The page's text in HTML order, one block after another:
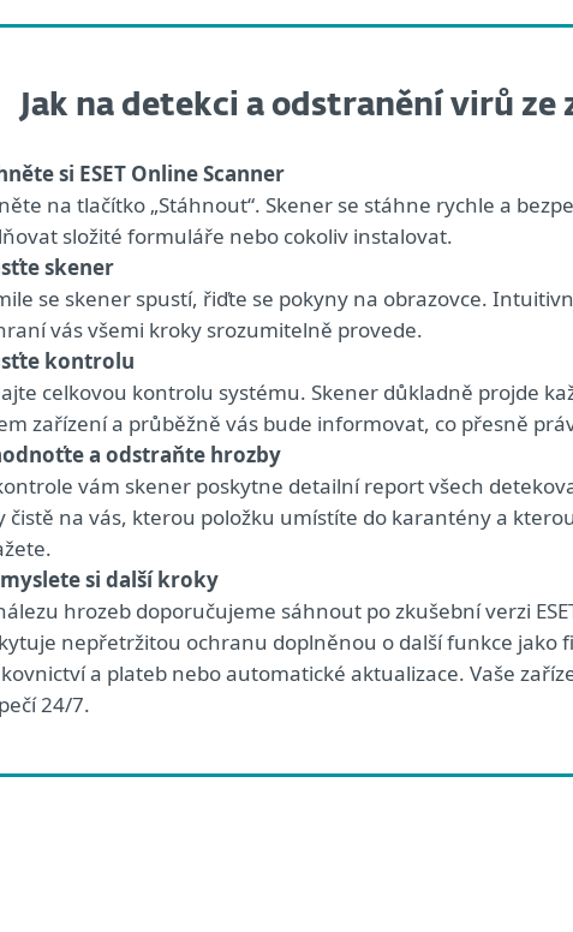
Jak na detekci a odstranění virů ze
si ESET Online Scanner
na tlačítko „Stáhnout“. Skener se stáhne rychle a
složité formuláře nebo cokoliv instalovat.
skener
se skener spustí, řiďte se pokyny na obrazovce.
vás všemi kroky srozumitelně provede.
kontrolu
celkovou kontrolu systému. Skener důkladně projde
zařízení a průběžně vás bude informovat, co přesně
a odstraňte hrozby
vám skener poskytne detailní report všech
čistě na vás, kterou položku umístíte do karantény a
si další kroky
hrozeb doporučujeme sáhnout po zkušební verzi
nepřetržitou ochranu doplněnou o další funkce jako
a plateb nebo automatické aktualizace. Vaše
24/7.